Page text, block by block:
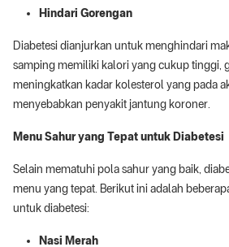
Hindari Gorengan
Diabetesi dianjurkan untuk menghindari
samping memiliki kalori yang cukup tinggi,
meningkatkan kadar kolesterol yang pada
menyebabkan penyakit jantung koroner.
Menu Sahur yang Tepat untuk Diabetesi
Selain mematuhi pola sahur yang baik,
menu yang tepat. Berikut ini adalah
untuk diabetesi:
Nasi Merah